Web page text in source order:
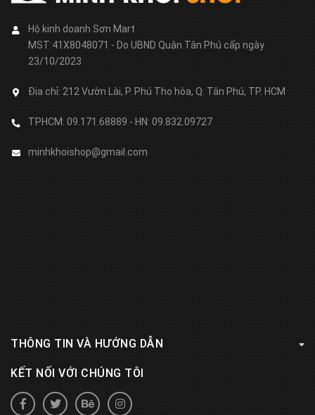
Hộ kinh doanh Sơn Mart
MST:41X8048071 - Do UBND Quận Tân Phú cấp ngày
23/10/2023
Địa chỉ: 212 Vườn Lài, P. Phú Thọ hòa, Q. Tân Phú, TP. HCM
TPHCM: 09.171.68889 - HN: 09.832.09727
minhkhoishop@gmail.com
THÔNG TIN VÀ HƯỚNG DẪN
KẾT NỐI VỚI CHÚNG TÔI